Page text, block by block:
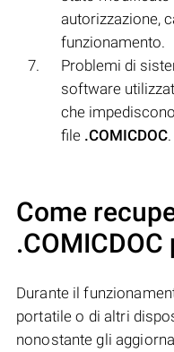
autorizzazione,
funzionamento.
Problemi di
software
che
file .COMICDOC.
Come
.COMICDOC
Durante il
portatile o di altri
nonostante gli